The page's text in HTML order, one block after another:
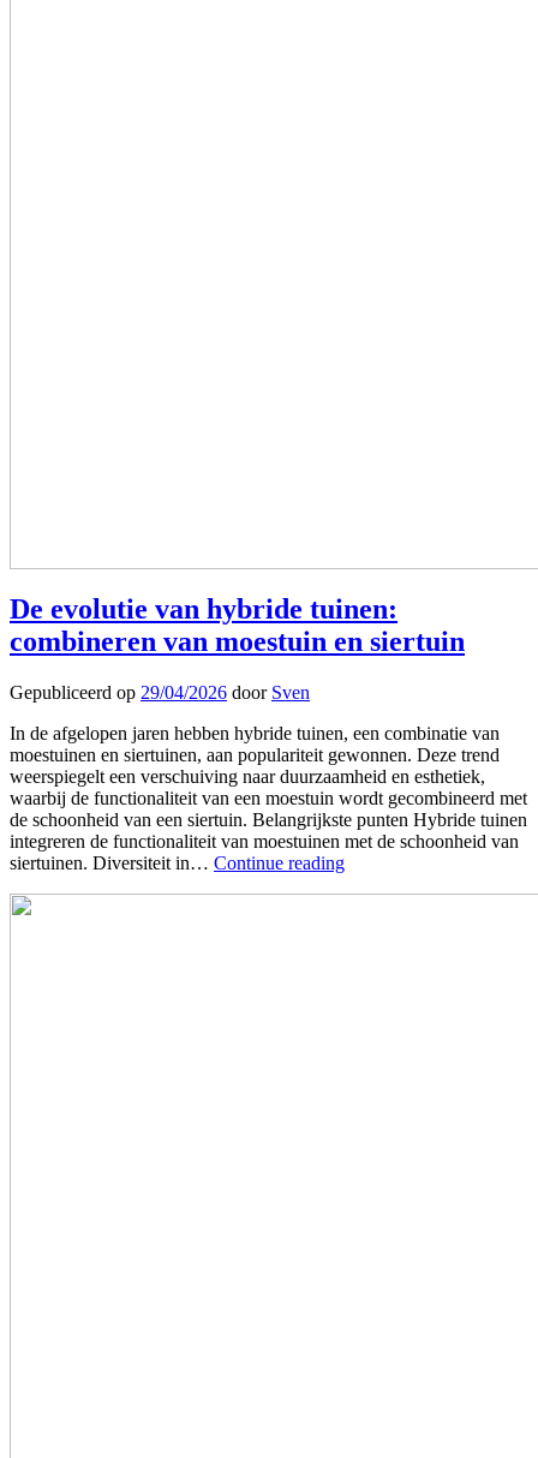
De evolutie van hybride tuinen:
combineren van moestuin en siertuin
Gepubliceerd op 29/04/2026 door Sven
In de afgelopen jaren hebben hybride tuinen, een combinatie van
moestuinen en siertuinen, aan populariteit gewonnen. Deze trend
weerspiegelt een verschuiving naar duurzaamheid en esthetiek,
waarbij de functionaliteit van een moestuin wordt gecombineerd met
de schoonheid van een siertuin. Belangrijkste punten Hybride tuinen
integreren de functionaliteit van moestuinen met de schoonheid van
siertuinen. Diversiteit in… Continue reading